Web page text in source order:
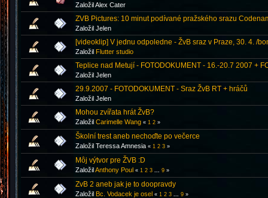
Založil Alex Cater
ZVB Pictures: 10 minut podívané pražského srazu
Založil Jelen
[videoklip] V jednu odpoledne - ŽvB sraz v Praze, 30. 4. /
Založil Flutter studio
Teplice nad Metují - FOTODOKUMENT - 16.-20.7 2007 +
Založil Jelen
29.9.2007 - FOTODOKUMENT - Sraz ŽvB RT + hráčů
Založil Jelen
Mohou zvířata hrát ŽvB?
Založil Carimelle Wang « 1 2 »
Školní trest aneb nechoďte po večerce
Založil Teressa Amnesia « 1 2 3 »
Môj výtvor pre ŽVB :D
ZaložilAnthony Poul « 1 2 3 9 »
ZvB 2 aneb jak je to doopravdy
Založil Bc. Vodacek je osel « 1 2 3 9 »